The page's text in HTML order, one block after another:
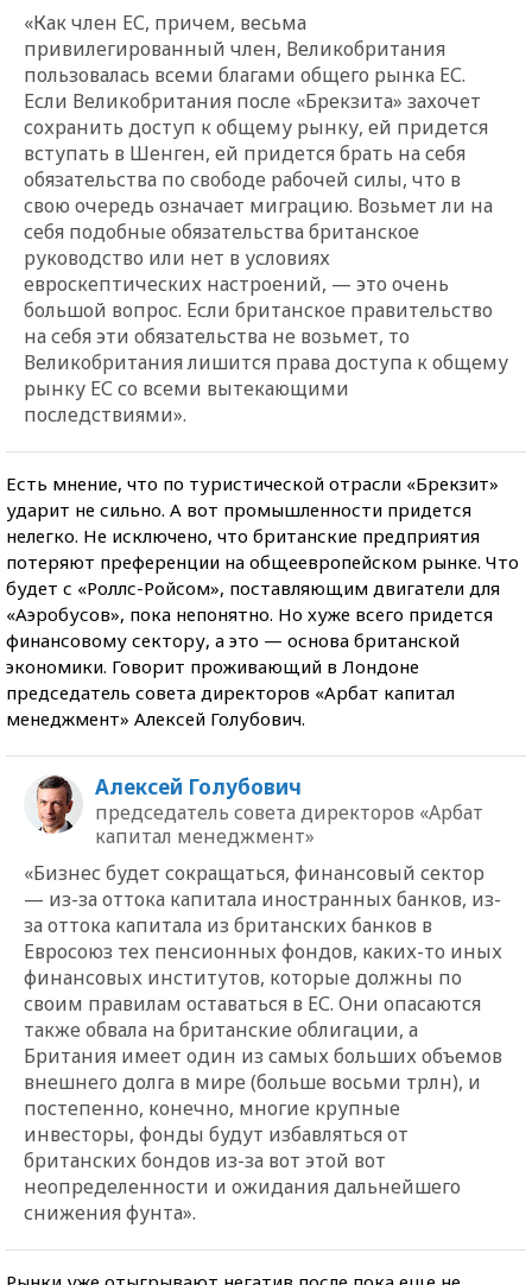
«Как член ЕС, причем, весьма
привилегированный член, Великобритания
пользовалась всеми благами общего рынка ЕС.
Если Великобритания после «Брекзита» захочет
сохранить доступ к общему рынку, ей придется
вступать в Шенген, ей придется брать на себя
обязательства по свободе рабочей силы, что в
свою очередь означает миграцию. Возьмет ли на
себя подобные обязательства британское
руководство или нет в условиях
евроскептических настроений, — это очень
большой вопрос. Если британское правительство
на себя эти обязательства не возьмет, то
Великобритания лишится права доступа к общему
рынку ЕС со всеми вытекающими
последствиями».
Есть мнение, что по туристической отрасли «Брекзит»
ударит не сильно. А вот промышленности придется
нелегко. Не исключено, что британские предприятия
потеряют преференции на общеевропейском рынке. Что
будет с «Роллс-Ройсом», поставляющим двигатели для
«Аэробусов», пока непонятно. Но хуже всего придется
финансовому сектору, а это — основа британской
экономики. Говорит проживающий в Лондоне
председатель совета директоров «Арбат капитал
менеджмент» Алексей Голубович.
Алексей Голубович
председатель совета директоров «Арбат
капитал менеджмент»
«Бизнес будет сокращаться, финансовый сектор
— из-за оттока капитала иностранных банков, из-
за оттока капитала из британских банков в
Евросоюз тех пенсионных фондов, каких-то иных
финансовых институтов, которые должны по
своим правилам оставаться в ЕС. Они опасаются
также обвала на британские облигации, а
Британия имеет один из самых больших объемов
внешнего долга в мире (больше восьми трлн), и
постепенно, конечно, многие крупные
инвесторы, фонды будут избавляться от
британских бондов из-за вот этой вот
неопределенности и ожидания дальнейшего
снижения фунта».